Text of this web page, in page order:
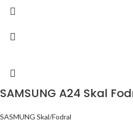
SAMSUNG A24 Skal
SASMUNG Skal/Fodral